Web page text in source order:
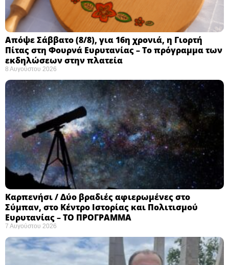
Απόψε Σάββατο (8/8), για 16η χρονιά, η Γιορτή
Πίτας στη Φουρνά Ευρυτανίας – Το πρόγραμμα των
εκδηλώσεων στην πλατεία
8 Αυγούστου 2026
Καρπενήσι / Δύο βραδιές αφιερωμένες στο
Σύμπαν, στο Κέντρο Ιστορίας και Πολιτισμού
Ευρυτανίας – ΤΟ ΠΡΟΓΡΑΜΜΑ
7 Αυγούστου 2026